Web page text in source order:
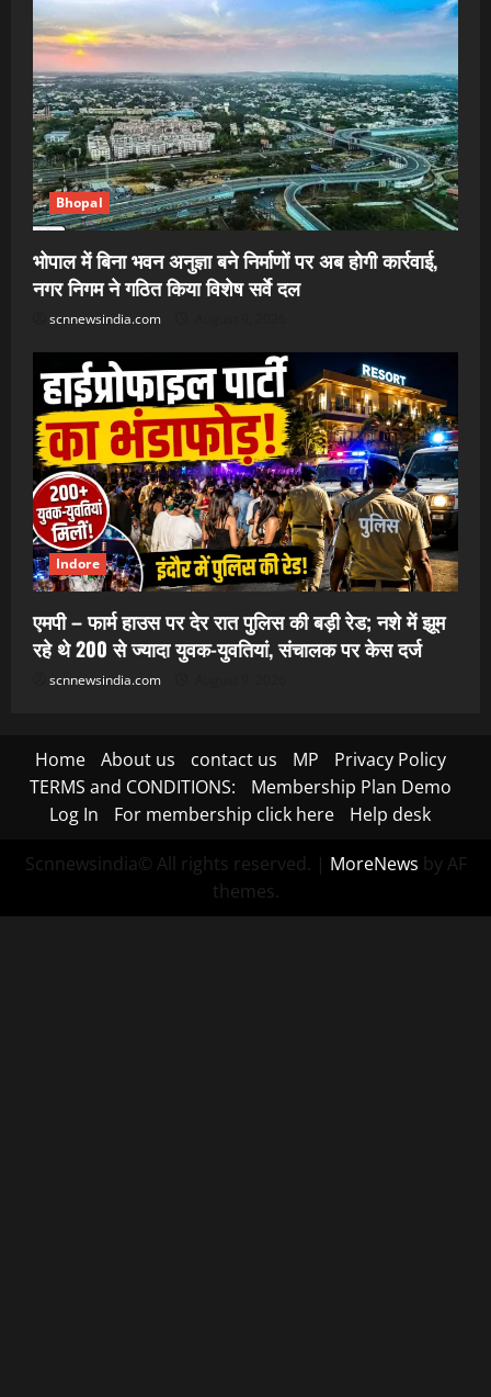
Bhopal
भोपाल में बिना भवन अनुज्ञा बने निर्माणों पर अब होगी कार्रवाई,
नगर निगम ने गठित किया विशेष सर्वे दल
scnnewsindia.com
Indore
एमपी – फार्म हाउस पर देर रात पुलिस की बड़ी रेड; नशे में झूम
रहे थे 200 से ज्यादा युवक-युवतियां, संचालक पर केस दर्ज
scnnewsindia.com
Home About us contact us MP
Privacy Policy
TERMS and CONDITIONS:
Membership Plan Demo
Log In
For membership click here Help desk
Scnnewsindia© All rights reserved. | MoreNews by AF
themes.